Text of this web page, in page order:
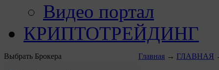
Видео портал
КРИПТОТРЕЙДИНГ
Выбрать Брокера Главная → ГЛАВНАЯ